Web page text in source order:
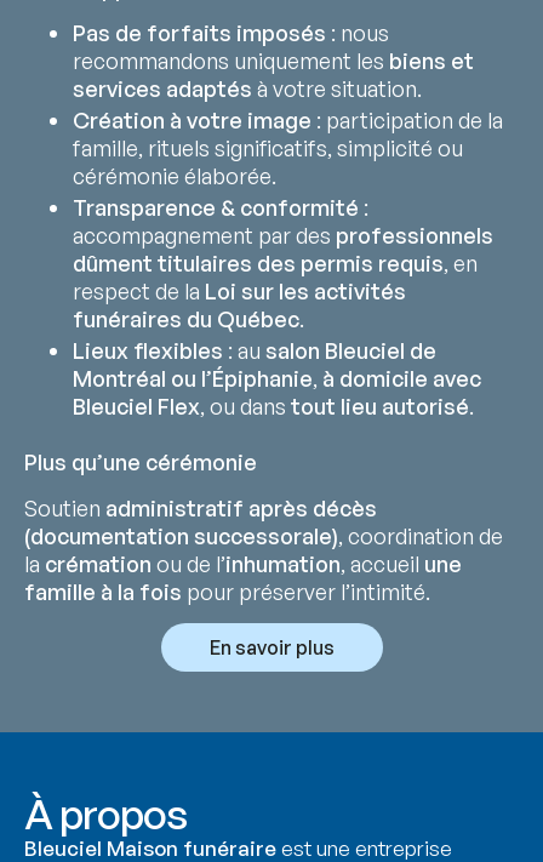
Pas de forfaits imposés : nous
recommandons uniquement les biens et
services adaptés à votre situation.
Création à votre image : participation de la
famille, rituels significatifs, simplicité ou
cérémonie élaborée.
Transparence & conformité :
accompagnement par des professionnels
dûment titulaires des permis requis, en
respect de la Loi sur les activités
funéraires du Québec.
Lieux flexibles : au salon Bleuciel de
Montréal ou l’Épiphanie, à domicile avec
Bleuciel Flex, ou dans tout lieu autorisé.
Plus qu’une cérémonie
Soutien administratif après décès
(documentation successorale), coordination de
la crémation ou de l’inhumation, accueil une
famille à la fois pour préserver l’intimité.
En savoir plus
À propos
Bleuciel Maison funéraireest une entreprise